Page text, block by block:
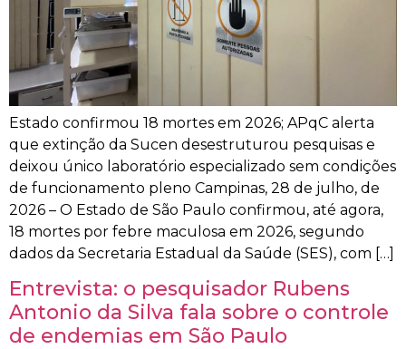
Estado confirmou 18 mortes em 2026; APqC alerta
que extinção da Sucen desestruturou pesquisas e
deixou único laboratório especializado sem condições
de funcionamento pleno Campinas, 28 de julho, de
2026 – O Estado de São Paulo confirmou, até agora,
18 mortes por febre maculosa em 2026, segundo
dados da Secretaria Estadual da Saúde (SES), com […]
Entrevista: o pesquisador Rubens
Antonio da Silva fala sobre o controle
de endemias em São Paulo